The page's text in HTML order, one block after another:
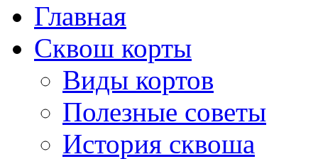
Главная
Сквош корты
Виды кортов
Полезные советы
История сквоша